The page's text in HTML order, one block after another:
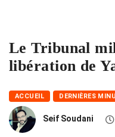
Le Tribunal
libération de
ACCUEIL DERNIÈRES
Seif Soudani